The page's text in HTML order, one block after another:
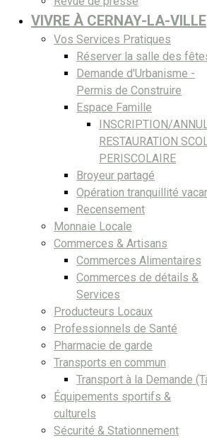
VIVRE À CERNAY-LA-VILLE
Vos Services Pratiques
Réserver la salle des
Demande d'Urbanisme -
Permis de Construire
Espace Famille
INSCRIPTION/
RESTAURATION
PERISCOLAIRE
Broyeur partagé
Opération tranquillité
Recensement
Monnaie Locale
Commerces & Artisans
Commerces Alimentaires
Commerces de détails &
Services
Producteurs Locaux
Professionnels de Santé
Pharmacie de garde
Transports en commun
Transport à la Demande
Équipements sportifs &
culturels
Sécurité & Stationnement